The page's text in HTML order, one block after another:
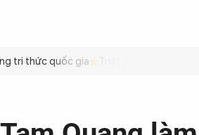
tri thức quốc gia Triệt để tiết kiệm xăng